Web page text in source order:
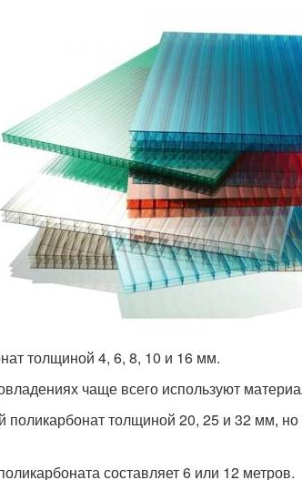
толщиной 4, 6, 8, 10 и 16 мм.
чаще всего используют
поликарбонат толщиной 20, 25 и 32 мм,
составляет 6 или 12 метров.